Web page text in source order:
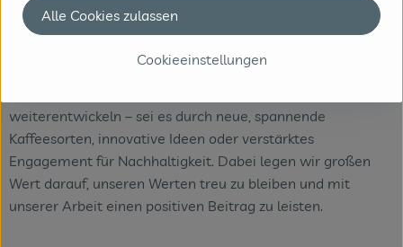
noch Wünsche für die Zukunft?
Kaffee zu begeistern und ihnen die Vielfalt und den Genuss
weiterentwickeln – sei es durch neue, spannende
Kaffeesorten, innovative Ideen oder verstärktes
Engagement für Nachhaltigkeit. Dabei legen wir großen
Wert darauf, unseren Werten treu zu bleiben und mit
unserer Arbeit einen positiven Beitrag zu leisten.
Cookieeinstellungen
Alle Cookies zulassen